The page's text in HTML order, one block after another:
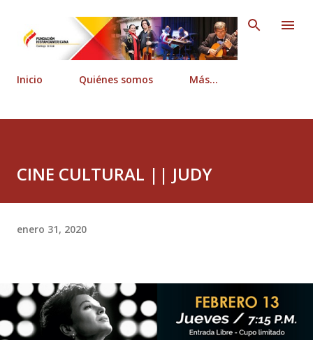
Ir al contenido principal
Inicio Quiénes somos Más…
CINE CULTURAL || JUDY
enero 31, 2020